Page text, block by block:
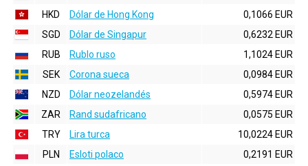
HKD
Dólar de Hong Kong
0,1066 EUR
SGD
Dólar de Singapur
0,6232 EUR
RUB
Rublo ruso
1,1024 EUR
SEK
Corona sueca
0,0984 EUR
NZD
Dólar neozelandés
0,5974 EUR
ZAR
Rand sudafricano
0,0575 EUR
TRY
Lira turca
10,0224 EUR
PLN
Esloti polaco
0,2191 EUR